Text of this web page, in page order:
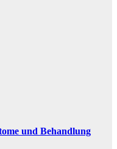
und Behandlung